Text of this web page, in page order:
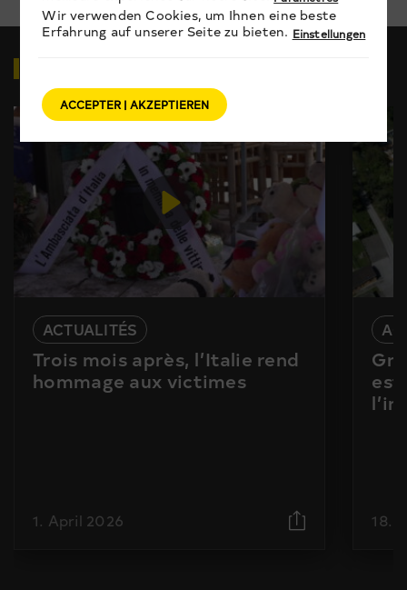
ACTUALITÉS
Trois mois après, l’Italie rend
hommage aux victimes
1. April 2026
est
18.
Wir verwenden Cookies, um Ihnen eine beste
Erfahrung auf unserer Seite zu bieten. Einstellungen
ACCEPTER | AKZEPTIEREN